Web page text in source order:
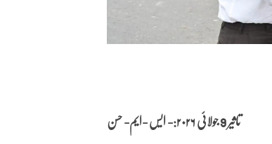
تاثیر 9 جولائی ۲۰۲۶:- ایس -ایم- حسن